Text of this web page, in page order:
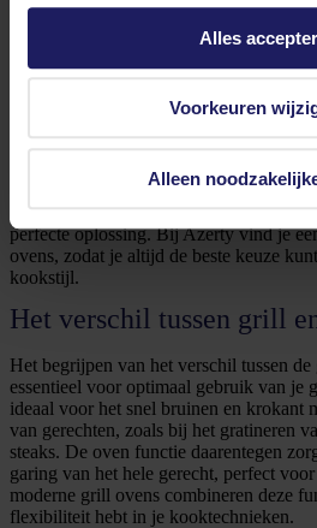
gebruiken.
Alles
Voorkeuren
Alleen
Waarom een grill oven
keukenliefhebber. Dit veelzijdige
van een traditionele oven met een
gerechten een knapperige en
vlees, groenten of zelfs pizza wilt
perfecte oplossing. Bij Azerty vind je
ovens, zodat je altijd de beste keuze
kookstijl.
Het verschil tussen grill
Het begrijpen van het verschil tussen
essentieel voor optimaal gebruik van
ideaal voor het snel bruinen en krokant
van gerechten, zoals bij het gratineren
steaks. De oven functie daarentegen
garing van het hele gerecht, perfect
moderne grill ovens combineren deze
flexibiliteit hebt in je kooktechnieken.